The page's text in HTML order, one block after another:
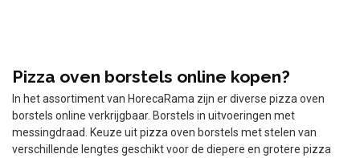
Pizza oven borstels online kopen?
In het assortiment van HorecaRama zijn er diverse pizza oven
borstels online verkrijgbaar. Borstels in uitvoeringen met
messingdraad. Keuze uit pizza oven borstels met stelen van
verschillende lengtes geschikt voor de diepere en grotere pizza